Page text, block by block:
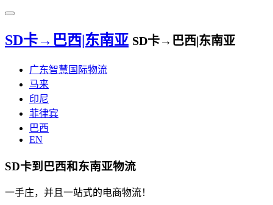
SD卡→巴西|东南亚 SD卡→巴西|东南亚
广东智慧国际物流
马来
印尼
菲律宾
巴西
EN
SD卡到巴西和东南亚物流
一手庄，并且一站式的电商物流！